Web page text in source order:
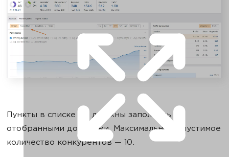
Пункты в списке вы должны заполнить
отобранными доменами. Максимально допустимое
количество конкурентов — 10.